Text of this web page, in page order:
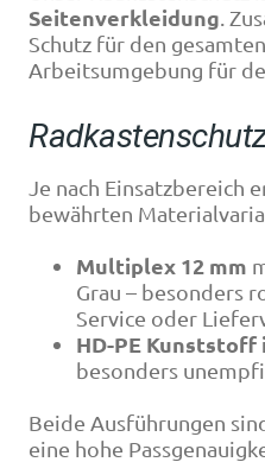
Seitenverkleidung .
Schutz für den
Arbeitsumgebung für
Je nach Einsatzbereich
bewährten
Multiplex 12 mm
Grau – besonders
Service oder
HD-PE Kunststoff
besonders
Beide Ausführungen
eine hohe